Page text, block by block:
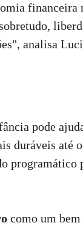
financeira
analisa
pode
duráveis até
programático
como um bem